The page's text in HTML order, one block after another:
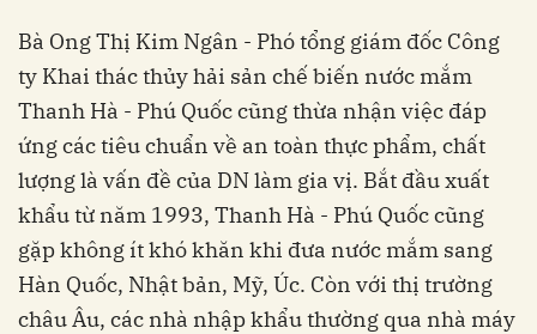
Bà Ong Thị Kim Ngân - Phó tổng giám đốc Công
ty Khai thác thủy hải sản chế biến nước mắm
Thanh Hà - Phú Quốc cũng thừa nhận việc đáp
ứng các tiêu chuẩn về an toàn thực phẩm, chất
lượng là vấn đề của DN làm gia vị. Bắt đầu xuất
khẩu từ năm 1993, Thanh Hà - Phú Quốc cũng
gặp không ít khó khăn khi đưa nước mắm sang
Hàn Quốc, Nhật bản, Mỹ, Úc. Còn với thị trường
châu Âu, các nhà nhập khẩu thường qua nhà máy